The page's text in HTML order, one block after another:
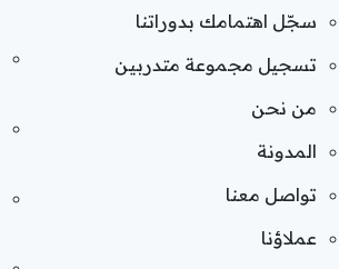
سجّل اهتمامك بدوراتنا
تسجيل مجموعة متدربين
من نحن
المدونة
تواصل معنا
عملاؤنا